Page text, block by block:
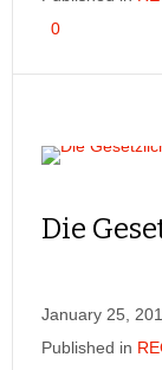
0
Die
January 25,
Published in